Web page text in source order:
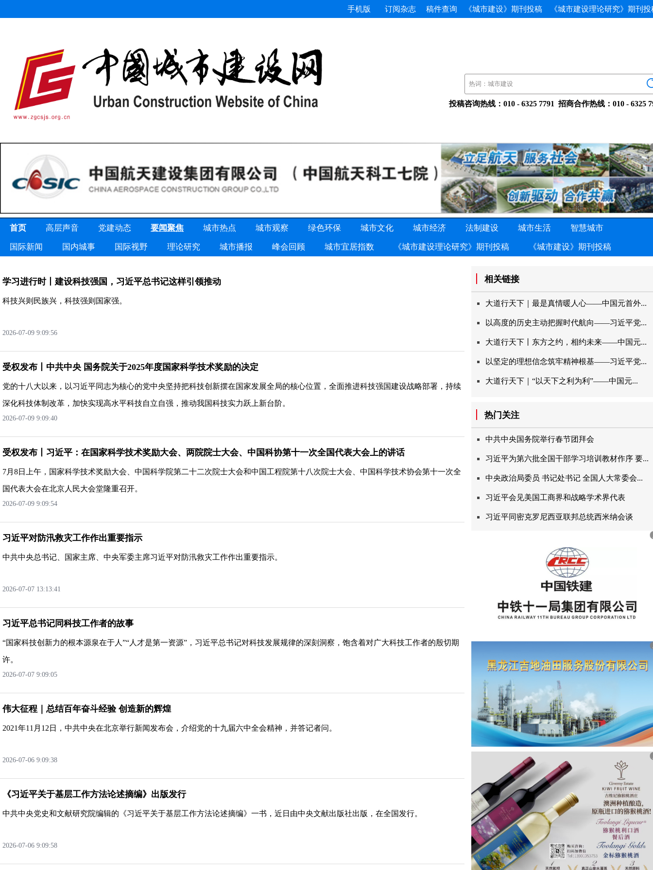
手机版 订阅杂志 稿件查询 《城市建设》期刊投稿 《城市建设理论研究》期刊投
投稿咨询热线：010-63257791招商合作热线：010-
首页 高层声音 党建动态 要闻聚焦 城市热点 城市观察 绿色环保 城市文化 城市经济 法制建设 城市生活 智慧城市
国际新闻 国内城事 国际视野 理论研究 城市播报 峰会回顾 城市宜居指数 《城市建设理论研究》期刊投稿 《城市建设》期刊投稿
学习进行时丨建设科技强国，习近平总书记这样引领推动
科技兴则民族兴，科技强则国家强。
2026-07-099:09:56
受权发布丨中共中央国务院关于2025年度国家科学技术奖励的决定
党的十八大以来，以习近平同志为核心的党中央坚持把科技创新摆在国家发展全局的核心位置，全面推进科技强国建设战略部署，持续
深化科技体制改革，加快实现高水平科技自立自强，推动我国科技实力跃上新台阶。
2026-07-099:09:40
受权发布丨习近平：在国家科学技术奖励大会、两院院士大会、中国科协第十一次全国代表大会上的讲话
7月8日上午，国家科学技术奖励大会、中国科学院第二十二次院士大会和中国工程院第十八次院士大会、中国科学技术协会第十一次全
国代表大会在北京人民大会堂隆重召开。
2026-07-099:09:54
习近平对防汛救灾工作作出重要指示
中共中央总书记、国家主席、中央军委主席习近平对防汛救灾工作作出重要指示。
2026-07-0713:13:41
习近平总书记同科技工作者的故事
“国家科技创新力的根本源泉在于人”“人才是第一资源”，习近平总书记对科技发展规律的深刻洞察，饱含着对广大科技工作者的殷切期
许。
2026-07-079:09:05
伟大征程｜总结百年奋斗经验创造新的辉煌
2021年11月12日，中共中央在北京举行新闻发布会，介绍党的十九届六中全会精神，并答记者问。
2026-07-069:09:38
《习近平关于基层工作方法论述摘编》出版发行
中共中央党史和文献研究院编辑的《习近平关于基层工作方法论述摘编》一书，近日由中央文献出版社出版，在全国发行。
2026-07-069:09:58
相关链接
大道行天下｜最是真情暖人心——中国元首外...
以高度的历史主动把握时代航向——习近平党...
大道行天下丨东方之约，相约未来——中国元...
以坚定的理想信念筑牢精神根基——习近平党...
大道行天下｜“以天下之利为利”——中国元...
热门关注
中共中央国务院举行春节团拜会
习近平为第六批全国干部学习培训教材作序要...
中央政治局委员书记处书记全国人大常委会...
习近平会见美国工商界和战略学术界代表
习近平同密克罗尼西亚联邦总统西米纳会谈